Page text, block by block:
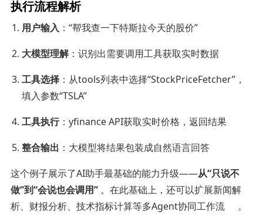
执行流程解析
用户输入 ：“帮我查一下特斯拉今天的股价”
大模型理解：识别出需要调用工具获取实时数据
工具选择 ：从tools列表中选择“StockPriceFetcher”，
填入参数“TSLA”
工具执行：yfinance API获取实时价格，返回结果
整合输出 ：大模型将结果包装成自然语言回答
这个例子展示了AI助手最基础的能力升级——从“只说不
做”到“会说也会调用”。在此基础上，还可以扩展新闻解
析、财报分析、技术指标计算等多Agent协同工作流
。